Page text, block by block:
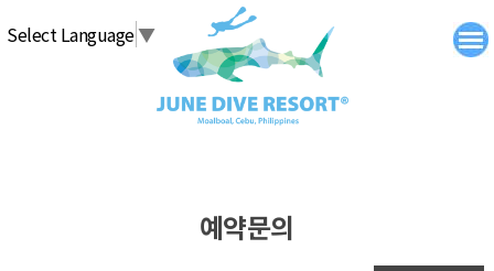
Select Language▼
예약문의